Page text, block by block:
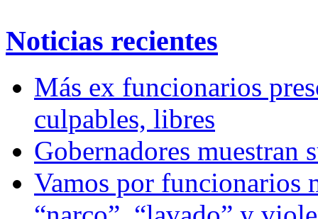
Noticias recientes
Más ex funcionarios
culpables, libres
Gobernadores muestran
Vamos por funcionarios